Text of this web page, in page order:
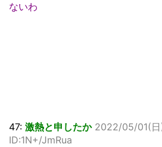
ないわ
47: 激熱と申したか 2022/05/01(
ID:1N+/JmRua